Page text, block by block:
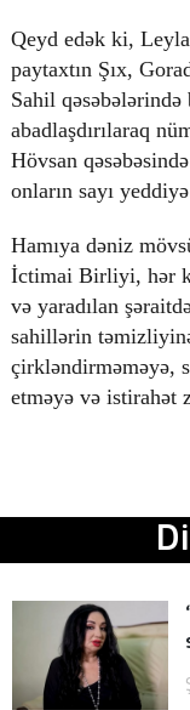
Qeyd edək ki,
paytaxtın Şıx,
Sahil qəsəbələrində
abadlaşdırılaraq
Hövsan
onların sayı yeddiyə
Hamıya dəniz
İctimai Birliyi, hər
və yaradılan
sahillərin
çirkləndirməməyə,
etməyə və istirahət